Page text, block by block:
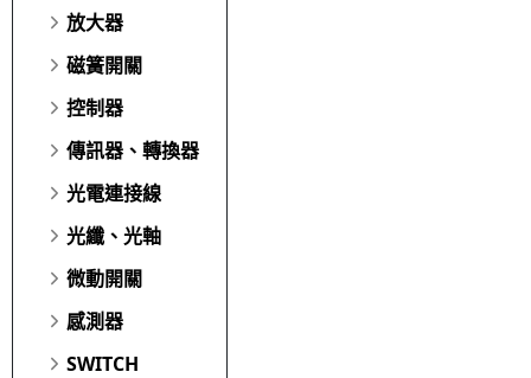
放大器
磁簧開關
控制器
傳訊器、轉換器
光電連接線
光纖、光軸
微動開關
感測器
SWITCH